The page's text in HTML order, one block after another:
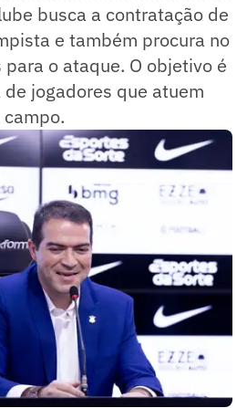
busca a contratação de
e também procura no
o ataque. O objetivo é
jogadores que atuem